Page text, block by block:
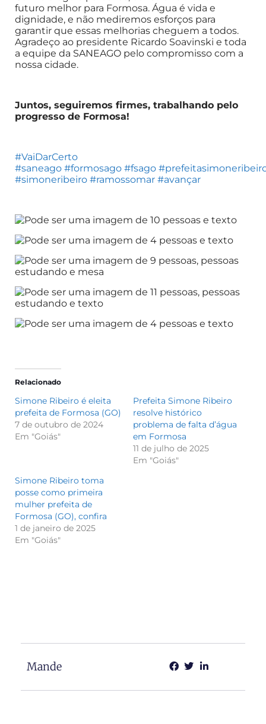
futuro melhor para Formosa. Água é vida e
dignidade, e não mediremos esforços para
garantir que essas melhorias cheguem a todos.
Agradeço ao presidente Ricardo Soavinski e toda
a equipe da SANEAGO pelo compromisso com a
nossa cidade.
Juntos, seguiremos firmes, trabalhando pelo
progresso de Formosa!
#VaiDarCerto
#saneago #formosago #fsago
#simoneribeiro #ramossomar #avançar
Relacionado
Simone Ribeiro é eleita
prefeita de Formosa (GO)
7 de outubro de 2024
Em "Goiás"
Prefeita Simone Ribeiro
resolve histórico
problema de falta d’água
em Formosa
11 de julho de 2025
Em "Goiás"
Simone Ribeiro toma
posse como primeira
mulher prefeita de
Formosa (GO), confira
1 de janeiro de 2025
Em "Goiás"
Mande